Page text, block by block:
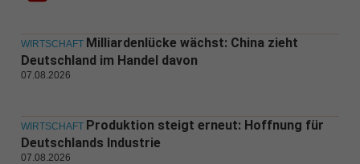
WIRTSCHAFT Milliardenlücke wächst: China zieht
Deutschland im Handel davon
07.08.2026
WIRTSCHAFT Produktion steigt erneut: Hoffnung für
Deutschlands Industrie
07.08.2026